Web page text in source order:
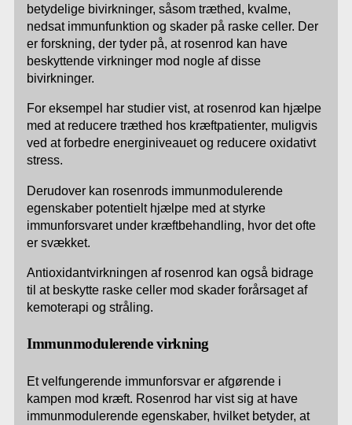
betydelige bivirkninger, såsom træthed, kvalme,
nedsat immunfunktion og skader på raske celler. Der
er forskning, der tyder på, at rosenrod kan have
beskyttende virkninger mod nogle af disse
bivirkninger.
For eksempel har studier vist, at rosenrod kan hjælpe
med at reducere træthed hos kræftpatienter, muligvis
ved at forbedre energiniveauet og reducere oxidativt
stress.
Derudover kan rosenrods immunmodulerende
egenskaber potentielt hjælpe med at styrke
immunforsvaret under kræftbehandling, hvor det ofte
er svækket.
Antioxidantvirkningen af rosenrod kan også bidrage
til at beskytte raske celler mod skader forårsaget af
kemoterapi og stråling.
Immunmodulerende virkning
Et velfungerende immunforsvar er afgørende i
kampen mod kræft. Rosenrod har vist sig at have
immunmodulerende egenskaber, hvilket betyder, at